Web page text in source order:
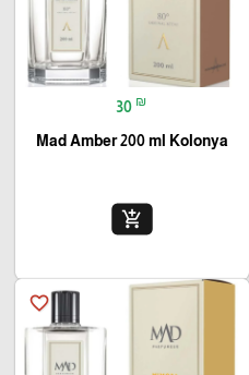
30 ₪
Mad Amber 200 ml Kolonya
add_shopping_cart
favorite_border